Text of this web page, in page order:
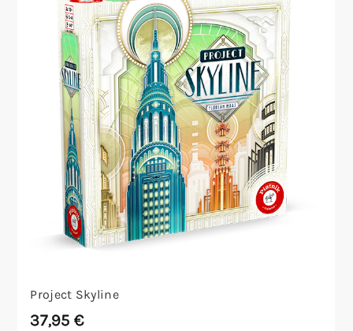
Project Skyline
37,95€